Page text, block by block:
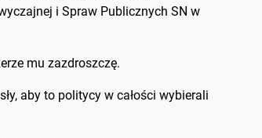
i Spraw Publicznych SN w
mu zazdroszczę.
aby to politycy w całości wybierali